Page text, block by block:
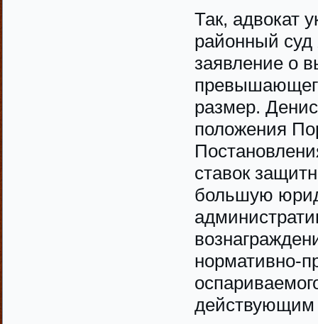
Так, адвокат
районный суд
заявление о
размер.
положения
ставок
большую
нормативно-
действующим